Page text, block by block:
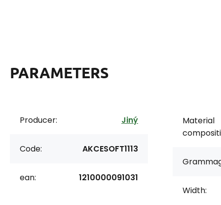
PARAMETERS
Producer: Jiný
Code: AKCESOFT1113
ean: 1210000091031
Material
Width: